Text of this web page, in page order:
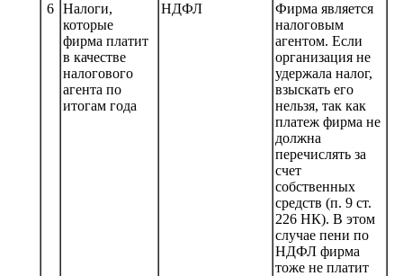
6 Налоги,
которые
фирма платит
в качестве
налогового
агента по
итогам года
НДФЛ
Фирма является
налоговым
агентом. Если
организация не
удержала налог,
взыскать его
нельзя, так как
платеж фирма не
должна
перечислять за
счет
собственных
средств (п. 9 ст.
226 НК). В этом
случае пени по
НДФЛ фирма
тоже не платит